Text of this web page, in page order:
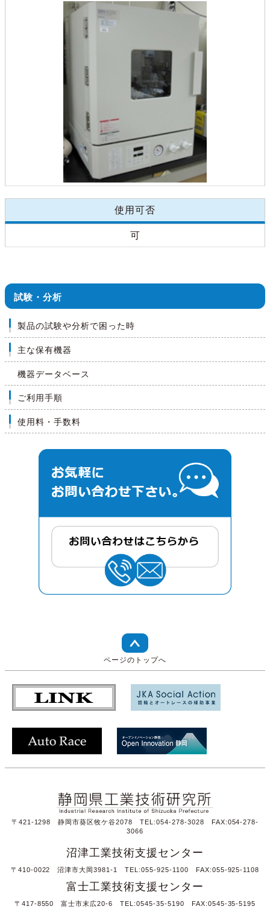
使用可否
可
試験・分析
製品の試験や分析で困った時
主な保有機器
機器データベース
ご利用手順
使用料・手数料
ページのトップへ
〒421-1298 静岡市葵区牧ケ谷2078 TEL:054-278-3028 FAX:054-278-
3066
沼津工業技術支援センター
〒410-0022 沼津市大岡3981-1 TEL:055-925-1100 FAX:055-925-1108
富士工業技術支援センター
〒417-8550 富士市末広20-6 TEL:0545-35-5190 FAX:0545-35-5195